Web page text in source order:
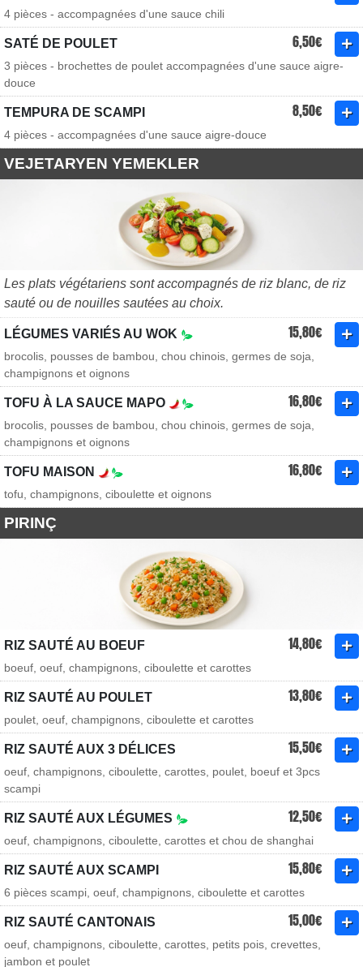
4 pièces - accompagnées d'une sauce chili
SATÉ DE POULET 6,50€
3 pièces - brochettes de poulet accompagnées d'une sauce aigre-
douce
TEMPURA DE SCAMPI 8,50€
4 pièces - accompagnées d'une sauce aigre-douce
VEJETARYEN YEMEKLER
Les plats végétariens sont accompagnés de riz blanc, de riz
sauté ou de nouilles sautées au choix.
LÉGUMES VARIÉS AU WOK 15,80€
brocolis, pousses de bambou, chou chinois, germes de soja,
champignons et oignons
TOFU À LA SAUCE MAPO 16,80€
brocolis, pousses de bambou, chou chinois, germes de soja,
champignons et oignons
TOFU MAISON 16,80€
tofu, champignons, ciboulette et oignons
PIRINÇ
RIZ SAUTÉ AU BOEUF 14,80€
boeuf, oeuf, champignons, ciboulette et carottes
RIZ SAUTÉ AU POULET 13,80€
poulet, oeuf, champignons, ciboulette et carottes
RIZ SAUTÉ AUX 3 DÉLICES 15,50€
oeuf, champignons, ciboulette, carottes, poulet, boeuf et 3pcs
scampi
RIZ SAUTÉ AUX LÉGUMES 12,50€
oeuf, champignons, ciboulette, carottes et chou de shanghai
RIZ SAUTÉ AUX SCAMPI 15,80€
6 pièces scampi, oeuf, champignons, ciboulette et carottes
RIZ SAUTÉ CANTONAIS 15,00€
oeuf, champignons, ciboulette, carottes, petits pois, crevettes,
jambon et poulet